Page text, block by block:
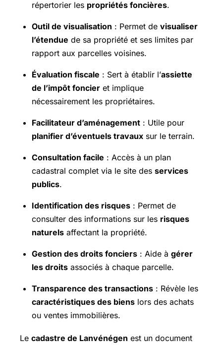
répertorier les propriétés foncières.
Outil de visualisation : Permet de visualiser
l’étendue de sa propriété et ses limites par
rapport aux parcelles voisines.
Évaluation fiscale : Sert à établir l’assiette
de l’impôt foncier et implique
nécessairement les propriétaires.
Facilitateur d’aménagement : Utile pour
planifier d’éventuels travaux sur le terrain.
Consultation facile : Accès à un plan
cadastral complet via le site des services
publics.
Identification des risques : Permet de
consulter des informations sur les risques
naturels affectant la propriété.
Gestion des droits fonciers : Aide à gérer
les droits associés à chaque parcelle.
Transparence des transactions : Révèle les
caractéristiques des biens lors des achats
ou ventes immobilières.
Le cadastre de Lanvénégen est un document